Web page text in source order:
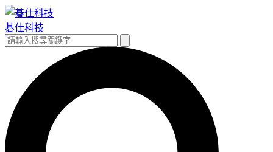
跳
至
主
碁仕科技
搜